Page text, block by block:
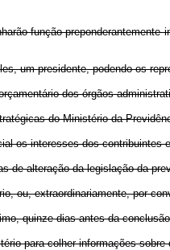
função
um presidente, podendo os
dos órgãos
do Ministério da
os interesses dos contribuintes
de alteração da legislação da
ou, extraordinariamente, por
quinze dias antes da
para colher informações